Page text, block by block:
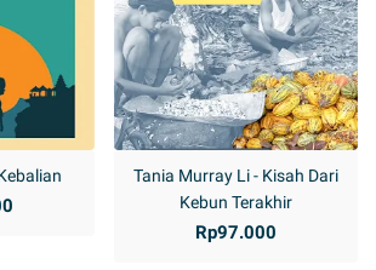
Tania Murray Li - Kisah Dari
Kebun Terakhir
Rp97.000